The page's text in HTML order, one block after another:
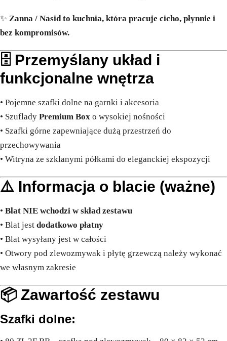
✨ Zanna / Nasid to kuchnia, która pracuje cicho, płynnie i
bez kompromisów.
🗄️ Przemyślany układ i
funkcjonalne wnętrza
• Pojemne szafki dolne na garnki i akcesoria
• Szuflady Premium Box o wysokiej nośności
• Szafki górne zapewniające dużą przestrzeń do
przechowywania
• Witryna ze szklanymi półkami do eleganckiej ekspozycji
⚠️ Informacja o blacie (ważne)
• Blat NIE wchodzi w skład zestawu
• Blat jest dodatkowo płatny
• Blat wysyłany jest w całości
• Otwory pod zlewozmywak i płytę grzewczą należy wykonać
we własnym zakresie
📦 Zawartość zestawu
Szafki dolne: